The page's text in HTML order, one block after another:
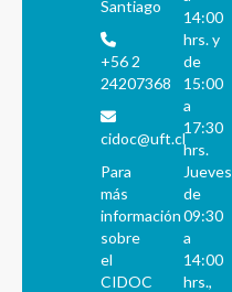
Santiago
+56 2
24207368
cidoc@uft.cl
Para
más
información
sobre
el
CIDOC
14:00
hrs. y
de
15:00
a
17:30
hrs.
Jueves
de
09:30
a
14:00
hrs.,